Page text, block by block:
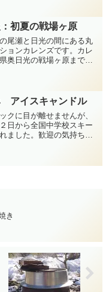
ですので、ちょっと安
５cm。月、...
初夏の戦場ヶ原
尾瀬と日光の間にある丸
ョンカレンズです。カレ
奥日光の戦場ヶ原までは
アイスキャンドル
クに目が離せませんが、
日から全国中学校スキー
ました。歓迎の気持ちを
宴が開催され、３０００個
き